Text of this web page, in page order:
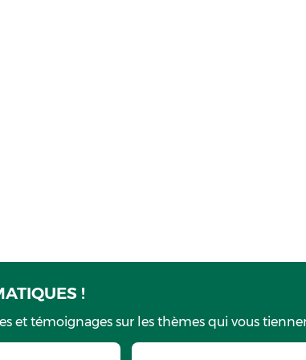
!
et témoignages sur les thèmes qui vous